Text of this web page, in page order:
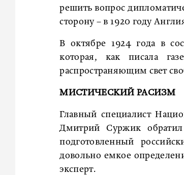
решить вопрос
сторону – в 1920 году
В октябре 1924 года в
которая, как писала
распространяющим свет
МИСТИЧЕСКИЙ РАСИЗМ
Главный специалист
Дмитрий Суржик
подготовленный
довольно емкое
эксперт.